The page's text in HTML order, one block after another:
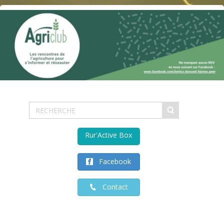
Facebook
Contact
Rur'Active Box